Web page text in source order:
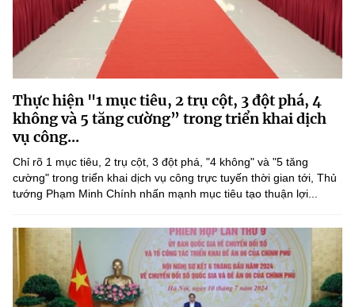
Thực hiện "1 mục tiêu, 2 trụ cột, 3 đột phá, 4
không và 5 tăng cường” trong triển khai dịch
vụ công...
Chỉ rõ 1 mục tiêu, 2 trụ cột, 3 đột phá, "4 không" và "5 tăng
cường" trong triển khai dịch vụ công trực tuyến thời gian tới, Thủ
tướng Phạm Minh Chính nhấn mạnh mục tiêu tạo thuận lợi...